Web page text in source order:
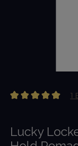
1
Lucky